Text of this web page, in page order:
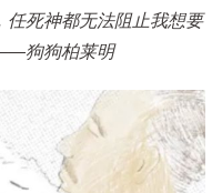
任死神都无法阻止我想要
狗狗柏莱明